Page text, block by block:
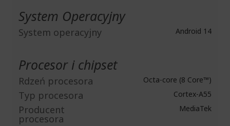
System Operacyjny
System operacyjny Android 14
Procesor i chipset
Rdzeń procesora Octa-core (8 Core™)
Typ procesora Cortex-A55
Producent
procesora
MediaTek